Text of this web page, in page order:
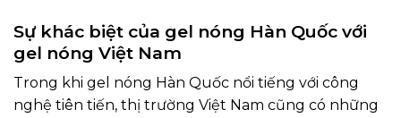
Sự khác biệt của gel nóng Hàn Quốc với
gel nóng Việt Nam
Trong khi gel nóng Hàn Quốc nổi tiếng với công
nghệ tiên tiến, thị trường Việt Nam cũng có những